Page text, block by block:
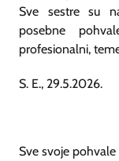
Sve sestre su
posebne
profesionalni,
S. E., 29.5.2026.
Sve svoje